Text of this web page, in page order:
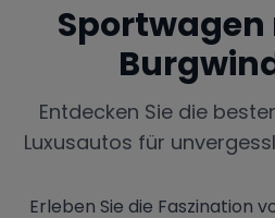
Sportwagen
Entdecken Sie die
Luxusautos für
Erleben Sie die Faszination